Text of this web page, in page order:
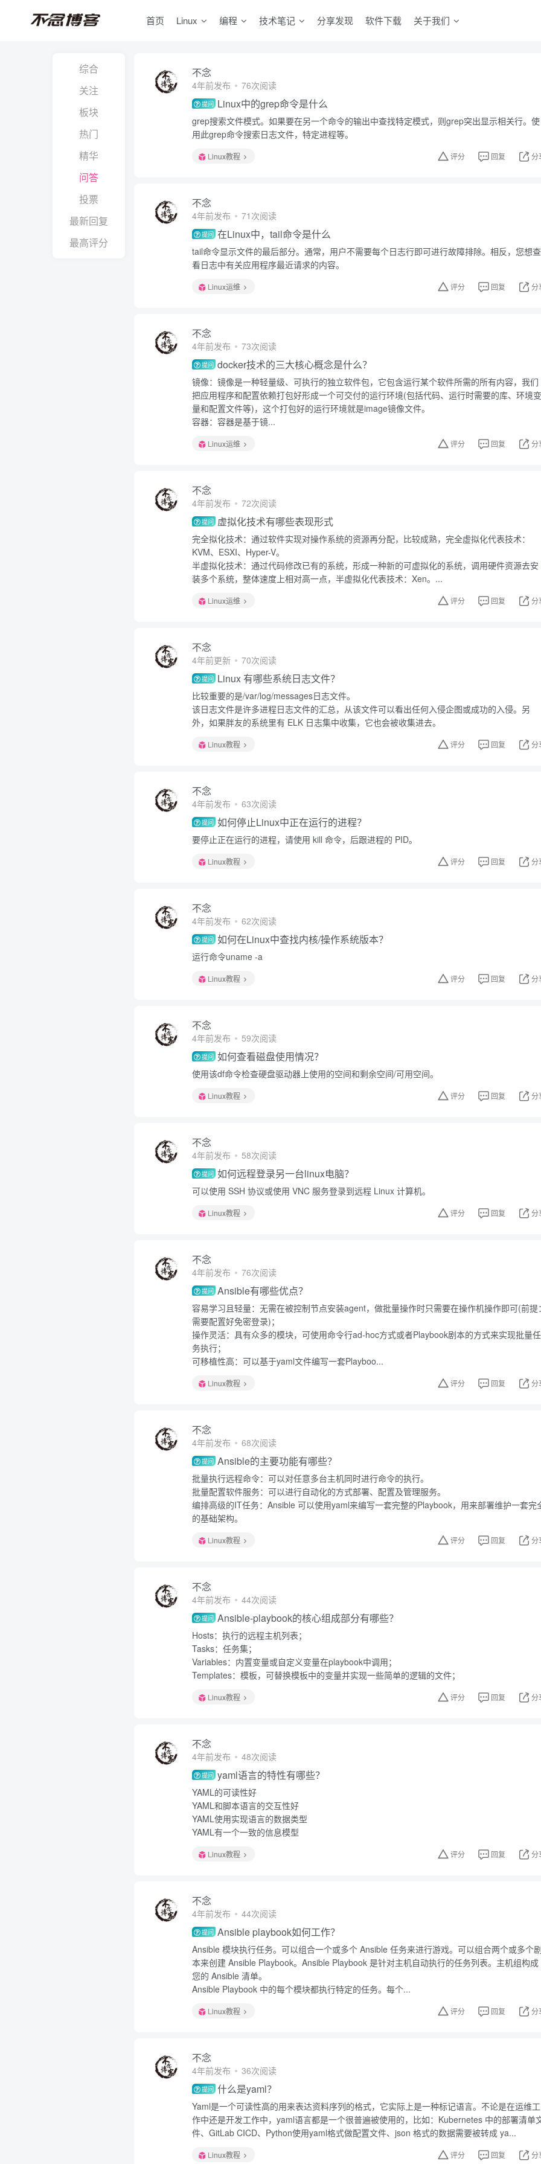
首页 Linux 编程 技术笔记 分享发现 软件下载 关于我们
综合
关注
板块
热门
精华
问答
投票
最新回复
最高评分
不念
4年前发布 76次阅读
提问 Linux中的grep命令是什么
grep搜索文件模式。如果要在另一个命令的输出中查找特定模式，则grep突出显示相关行。使
用此grep命令搜索日志文件，特定进程等。
Linux教程 评分 回复 分
不念
4年前发布 71次阅读
提问 在Linux中，tail命令是什么
tail命令显示文件的最后部分。通常，用户不需要每个日志行即可进行故障排除。相反，您想查
看日志中有关应用程序最近请求的内容。
Linux运维 评分 回复 分
不念
4年前发布 73次阅读
提问 docker技术的三大核心概念是什么？
镜像：镜像是一种轻量级、可执行的独立软件包，它包含运行某个软件所需的所有内容，我们
把应用程序和配置依赖打包好形成一个可交付的运行环境(包括代码、运行时需要的库、环境变
量和配置文件等)，这个打包好的运行环境就是image镜像文件。
容器：容器是基于镜...
Linux运维 评分 回复 分
不念
4年前发布 72次阅读
提问 虚拟化技术有哪些表现形式
完全拟化技术：通过软件实现对操作系统的资源再分配，比较成熟，完全虚拟化代表技术：
KVM、ESXI、Hyper-V。
半虚拟化技术：通过代码修改已有的系统，形成一种新的可虚拟化的系统，调用硬件资源去安
装多个系统，整体速度上相对高一点，半虚拟化代表技术：Xen。...
Linux运维 评分 回复 分
不念
4年前更新 70次阅读
提问 Linux 有哪些系统日志文件？
比较重要的是/var/log/messages日志文件。
该日志文件是许多进程日志文件的汇总，从该文件可以看出任何入侵企图或成功的入侵。另
外，如果胖友的系统里有 ELK 日志集中收集，它也会被收集进去。
Linux教程 评分 回复 分
不念
4年前发布 63次阅读
提问 如何停止Linux中正在运行的进程？
要停止正在运行的进程，请使用 kill 命令，后跟进程的 PID。
Linux教程 评分 回复 分
不念
4年前发布 62次阅读
提问 如何在Linux中查找内核/操作系统版本？
运行命令uname -a
Linux教程 评分 回复 分
不念
4年前发布 59次阅读
提问 如何查看磁盘使用情况？
使用该df命令检查硬盘驱动器上使用的空间和剩余空间/可用空间。
Linux教程 评分 回复 分
不念
4年前发布 58次阅读
提问 如何远程登录另一台linux电脑？
可以使用 SSH 协议或使用 VNC 服务登录到远程 Linux 计算机。
Linux教程 评分 回复 分
不念
4年前发布 76次阅读
提问 Ansible有哪些优点？
容易学习且轻量：无需在被控制节点安装agent，做批量操作时只需要在操作机操作即可(前提
需要配置好免密登录)；
操作灵活：具有众多的模块，可使用命令行ad-hoc方式或者Playbook剧本的方式来实现批量任
务执行；
可移植性高：可以基于yaml文件编写一套Playboo...
Linux教程 评分 回复 分
不念
4年前发布 68次阅读
提问 Ansible的主要功能有哪些？
批量执行远程命令：可以对任意多台主机同时进行命令的执行。
批量配置软件服务：可以进行自动化的方式部署、配置及管理服务。
编排高级的IT任务：Ansible 可以使用yaml来编写一套完整的Playbook，用来部署维护一套完
的基础架构。
Linux教程 评分 回复 分
不念
4年前发布 44次阅读
提问 Ansible-playbook的核心组成部分有哪些？
Hosts：执行的远程主机列表；
Tasks：任务集；
Variables：内置变量或自定义变量在playbook中调用；
Templates：模板，可替换模板中的变量并实现一些简单的逻辑的文件；
Linux教程 评分 回复 分
不念
4年前发布 48次阅读
提问 yaml语言的特性有哪些？
YAML的可读性好
YAML和脚本语言的交互性好
YAML使用实现语言的数据类型
YAML有一个一致的信息模型
Linux教程 评分 回复 分
不念
4年前发布 44次阅读
提问 Ansible playbook如何工作？
Ansible 模块执行任务。可以组合一个或多个 Ansible 任务来进行游戏。可以组合两个或多个
本来创建 Ansible Playbook。Ansible Playbook 是针对主机自动执行的任务列表。主机组构成
您的 Ansible 清单。
Ansible Playbook 中的每个模块都执行特定的任务。每个...
Linux教程 评分 回复 分
不念
4年前发布 36次阅读
提问 什么是yaml？
Yaml是一个可读性高的用来表达资料序列的格式，它实际上是一种标记语言。不论是在运维工
作中还是开发工作中，yaml语言都是一个很普遍被使用的，比如：Kubernetes 中的部署清单
件、GitLab CICD、Python使用yaml格式做配置文件、json 格式的数据需要被转成 ya...
Linux教程 评分 回复 分